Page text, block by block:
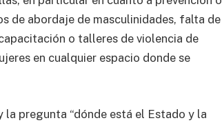
de abordaje de masculinidades, falta de
o talleres de violencia de
en cualquier espacio donde se
pregunta “dónde está el Estado y la